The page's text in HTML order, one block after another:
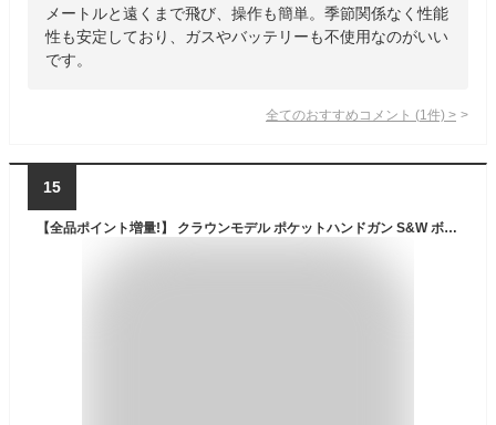
メートルと遠くまで飛び、操作も簡単。季節関係なく性能
性も安定しており、ガスやバッテリーも不使用なのがいい
です。
全てのおすすめコメント (1 件) >
15
【全品ポイント増量!】 クラウンモデル ポケットハンドガン S&W ボディガード380 サイレンサー付き 【エアーコッキングガン No.6 エアガン エアーガン エアコッキング 10才以上用】